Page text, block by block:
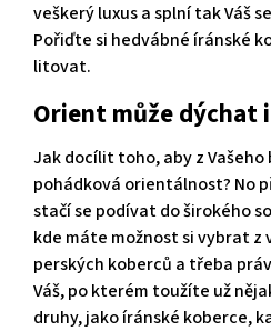
veškerý luxus a splní tak Váš
Pořiďte si hedvábnéíránské
litovat.
Orient může dýchat
Jak docílit toho, aby z
pohádková orientálnost? No
stačí se podívat do širokého
kde máte možnost si vybrat z
perských koberců a třeba
Váš, po kterém toužíte už
druhy, jako íránské koberce,